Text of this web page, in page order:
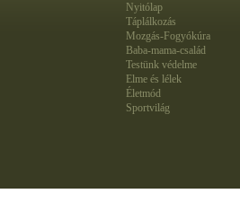
Nyitólap
Táplálkozás
Mozgás-Fogyókúra
Baba-mama-család
Testünk védelme
Elme és lélek
Életmód
Sportvilág